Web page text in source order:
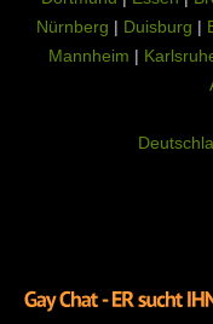
Nürnberg | Duisburg |
Mannheim |